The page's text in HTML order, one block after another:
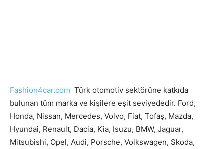
Fashion4car.com Türk otomotiv sektörüne katkıda
bulunan tüm marka ve kişilere eşit seviyededir. Ford,
Honda, Nissan, Mercedes, Volvo, Fiat, Tofaş, Mazda,
Hyundai, Renault, Dacia, Kia, Isuzu, BMW, Jaguar,
Mitsubishi, Opel, Audi, Porsche, Volkswagen, Skoda,